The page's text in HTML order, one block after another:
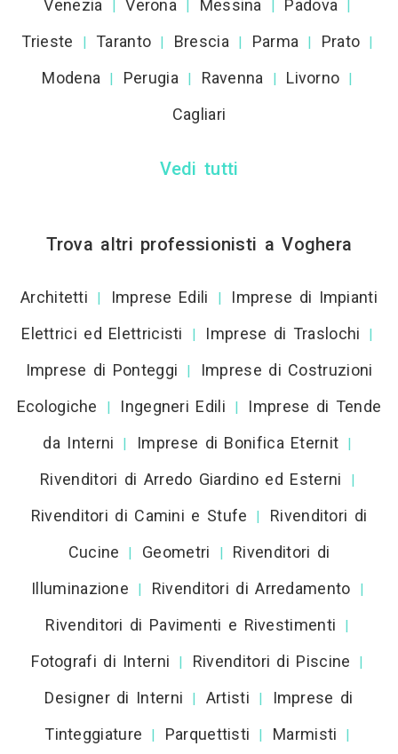
Venezia Verona Messina Padova
Trieste | Taranto | Brescia | Parma | Prato |
Modena | Perugia | Ravenna | Livorno |
Cagliari
Vedi tutti
Trova altri professionisti a Voghera
Architetti | Imprese Edili |
Imprese di Impianti
Elettrici ed Elettricisti
| Imprese di Traslochi |
Imprese di Ponteggi |
Imprese di Costruzioni
Ecologiche
| Ingegneri Edili |
Imprese di Tende
da Interni
| Imprese di Bonifica Eternit |
Rivenditori di Arredo Giardino ed Esterni |
Rivenditori di Camini e Stufe |
Rivenditori di
Cucine
| Geometri |
Rivenditori di
Illuminazione
| Rivenditori di Arredamento |
Rivenditori di Pavimenti e Rivestimenti |
Fotografi di Interni | Rivenditori di Piscine |
Designer di Interni | Artisti |
Imprese di
Tinteggiature
| Parquettisti | Marmisti |